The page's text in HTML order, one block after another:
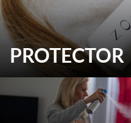
PROTECTOR